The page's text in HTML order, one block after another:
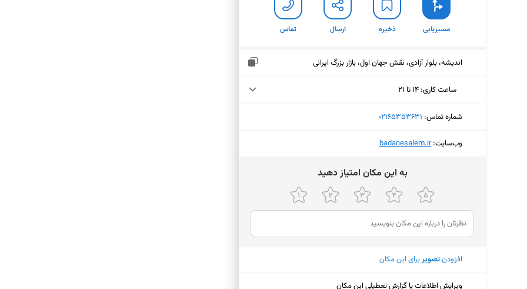
مسیریابی ذخیره ارسال تماس
اندیشه، بلوار آزادی، نقش جهان اول، بازار بزرگ ایرانی
ساعت کاری: ۱۴ تا ۲۱
سه‌شنبه (امروز)
شنبه
۱۴ تا ۲۱
یکشنبه
۱۴ تا ۲۱
دوشنبه
شماره تماس: ‎02165353631
وب‌سایت:‎badanesalem.ir
ﺑﻪ اﯾﻦ ﻣﮑﺎن اﻣﺘﯿﺎز دﻫﯿﺪ
افزودنتصویربرای این مکان
ویرایش اطلاعات یا گزارش تعطیلی این مکان